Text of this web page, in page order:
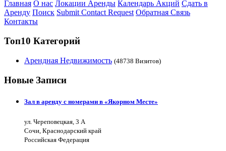
Главная О нас Локации Аренды Календарь Акций Сдать в
Аренду Поиск Submit Contact Request Обратная Связь
Контакты
Топ10 Категорий
Арендная Недвижимость (48738 Визитов)
Новые Записи
Зал в аренду с номерами в «Якорном Месте»
ул. Череповецкая, 3 А
Сочи, Краснодарский край
Российская Федерация